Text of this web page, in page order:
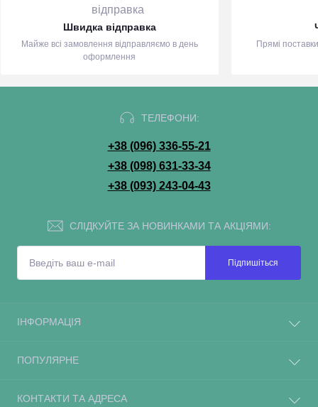
Швидка відправка
Майже всі замовлення відправляємо в день
оформлення
Прямі
ТЕЛЕФОНИ:
+38 (096) 336-55-21
+38 (098) 631-33-34
+38 (093) 243-04-43
СЛІДКУЙТЕ ЗА НОВИНКАМИ ТА АКЦІЯМИ:
Підпишіться
ІНФОРМАЦІЯ
ПОПУЛЯРНЕ
КОНТАКТИ ТА АДРЕСА